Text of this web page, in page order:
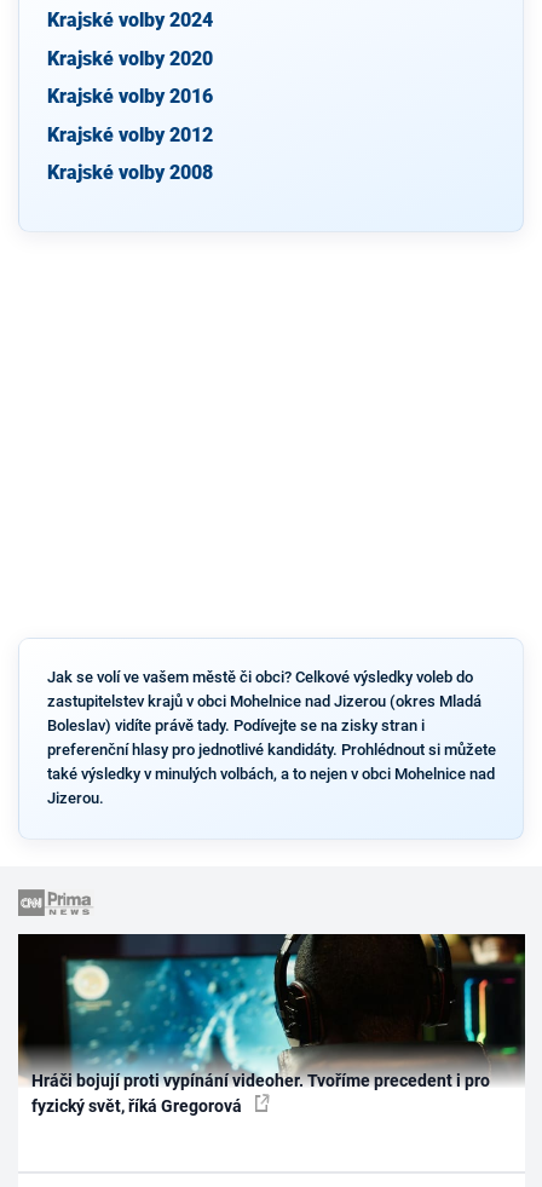
Krajské volby 2024
Krajské volby 2020
Krajské volby 2016
Krajské volby 2012
Krajské volby 2008
Jak se volí ve vašem městě či obci? Celkové výsledky voleb do
zastupitelstev krajů v obci Mohelnice nad Jizerou (okres Mladá
Boleslav) vidíte právě tady. Podívejte se na zisky stran i
preferenční hlasy pro jednotlivé kandidáty. Prohlédnout si můžete
také výsledky v minulých volbách, a to nejen v obci Mohelnice nad
Jizerou.
Hráči bojují proti vypínání videoher. Tvoříme precedent i pro
fyzický svět, říká Gregorová